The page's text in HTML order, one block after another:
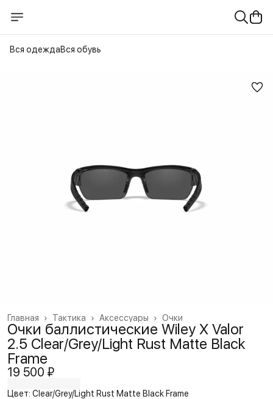
Вся одеждаВся обувь
Очки
Аксессуары ›
Тактика ›
Главная ›
Очки баллистические Wiley X Valor
2.5 Clear/Grey/Light Rust Matte Black
Frame
19 500 ₽
Цвет: Clear/Grey/Light Rust Matte Black Frame